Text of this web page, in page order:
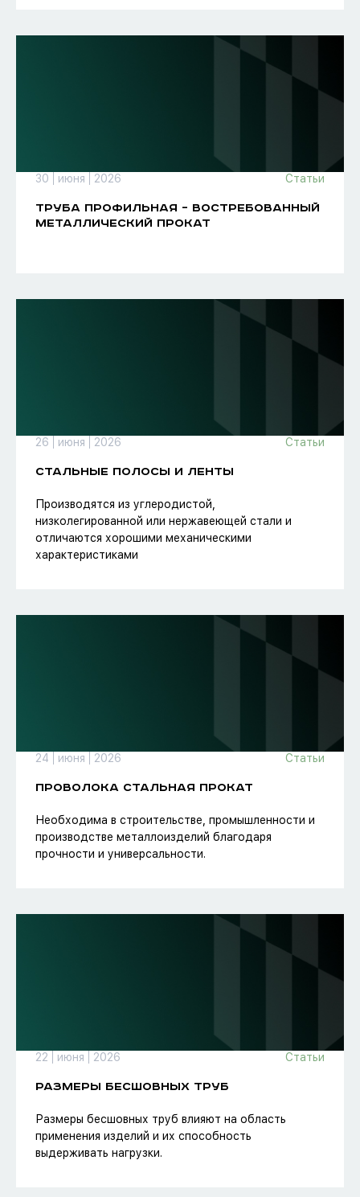
30 июня 2026 Статьи
ТРУБА ПРОФИЛЬНАЯ – ВОСТРЕБОВАННЫЙ
МЕТАЛЛИЧЕСКИЙ ПРОКАТ
26 июня 2026 Статьи
СТАЛЬНЫЕ ПОЛОСЫ И ЛЕНТЫ
Производятся из углеродистой,
низколегированной или нержавеющей стали и
отличаются хорошими механическими
характеристиками
24 июня 2026 Статьи
ПРОВОЛОКА СТАЛЬНАЯ ПРОКАТ
Необходима в строительстве, промышленности и
производстве металлоизделий благодаря
прочности и универсальности.
22 июня 2026 Статьи
РАЗМЕРЫ БЕСШОВНЫХ ТРУБ
Размеры бесшовных труб влияют на область
применения изделий и их способность
выдерживать нагрузки.